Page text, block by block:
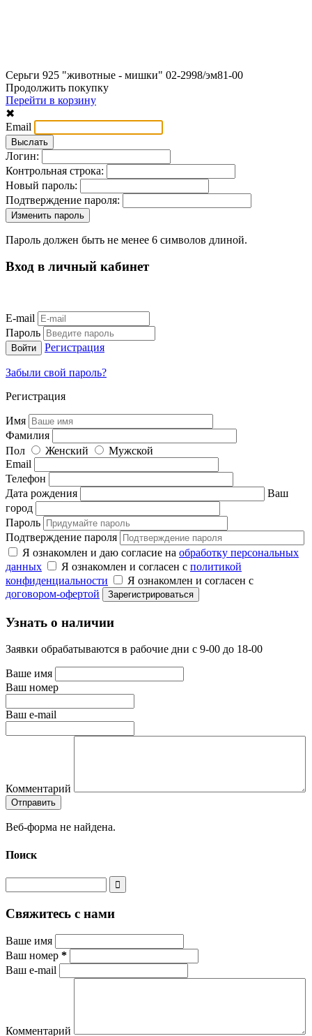
Серьги 925 "животные - мишки" 02-2998/эм81-00
Продолжить покупку
Перейти в корзину
✖
Email
Логин:
Контрольная строка:
Новый пароль:
Подтверждение пароля:
Пароль должен быть не менее 6 символов длиной.
Вход в личный кабинет
E-mail
Пароль
Регистрация
Забыли свой пароль?
Регистрация
Имя
Фамилия
Пол
Женский
Мужской
Email
Телефон
Дата рождения
Ваш
город
Пароль
Подтверждение пароля
Я ознакомлен и даю согласие на обработку персональных
данных
Я ознакомлен и согласен с политикой
конфиденциальности
Я ознакомлен и согласен с
договором-офертой
Узнать о наличии
Заявки обрабатываются в рабочие дни с 9-00 до 18-00
Ваше имя
Ваш номер
Ваш e-mail
Комментарий
Веб-форма не найдена.
Поиск
Свяжитесь с нами
Ваше имя
Ваш номер *
Ваш e-mail
Комментарий